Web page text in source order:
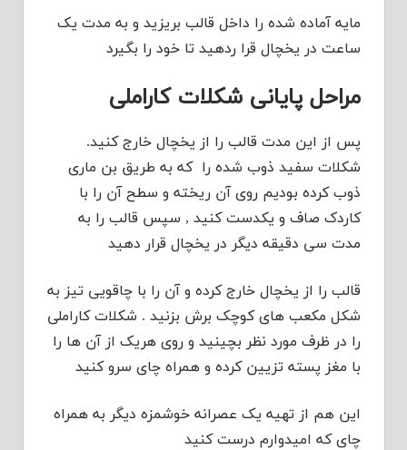
مایه آماده شده را داخل قالب بریزید و به مدت یک
ساعت در یخچال قرا ردهید تا خود را بگیرد
مراحل پایانی شکلات کاراملی
پس از این مدت قالب را از یخچال خارج کنید.
شکلات سفید ذوب شده را که به طریق بن ماری
ذوب کرده بودیم روی آن ریخته و سطح آن را با
کاردک صاف و یکدست کنید , سپس قالب را به
مدت سی دقیقه دیگر در یخچال قرار دهید
قالب را از یخچال خارج کرده و آن را با چاقویی تیز به
شکل مکعب های کوچک برش بزنید . شکلات کاراملی
را در ظرف مورد نظر بچینید و روی هریک از آن ها را
با مغز پسته تزیین کرده و همراه چای سرو کنید
این هم از تهیه یک عصرانه خوشمزه دیگر به همراه
چای که امیدوارم درست کنید